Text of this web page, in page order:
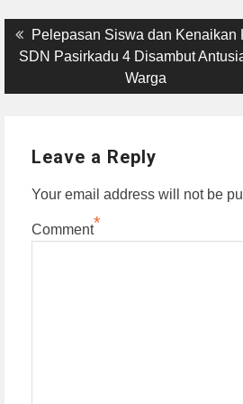
Post
navigation
Previous
post:
Pelepasan Siswa dan Kenaikan
SDN Pasirkadu 4 Disambut
Warga
Leave a Reply
Your email address will not be
Comment*